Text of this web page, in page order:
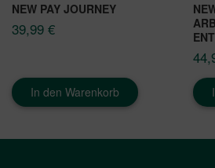
NEW PAY JOURNEY
39,99 €
In den Warenkorb